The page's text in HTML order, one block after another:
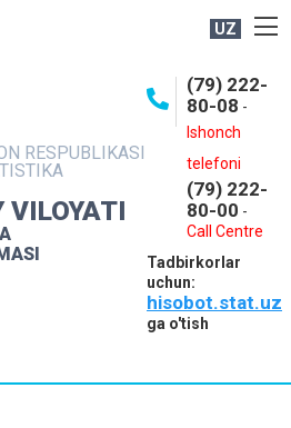
UZ
RESPUBLIKASI
VILOYATI
(79) 222-
80-08 -
Ishonch
telefoni
(79) 222-
80-00 -
Call Centre
Tadbirkorlar
uchun:
hisobot.stat.uz
ga o'tish
MA'LUMOTLAR
XIZMATLAR